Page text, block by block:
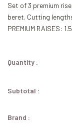
Set of 3 premium
beret. Cutting
PREMIUM RAISES:
Quantity :
Subtotal :
Brand :